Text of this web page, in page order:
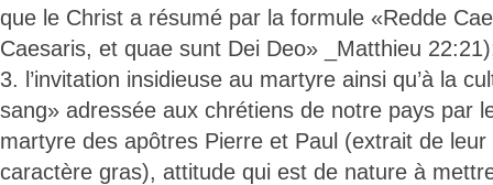
que le Christ a résumé par la formule «Redde
Caesaris, et quae sunt Dei Deo» _Matthieu
3. l’invitation insidieuse au martyre ainsi qu’à la
sang» adressée aux chrétiens de notre pays par
martyre des apôtres Pierre et Paul (extrait de
caractère gras), attitude qui est de nature à